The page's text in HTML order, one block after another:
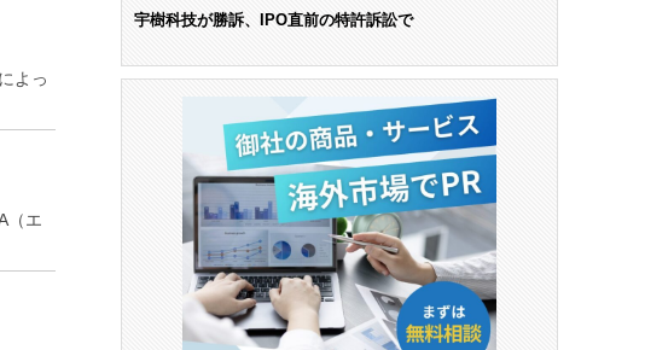
よっ
（エ
宇樹科技が勝訴、IPO直前の特許訴訟で